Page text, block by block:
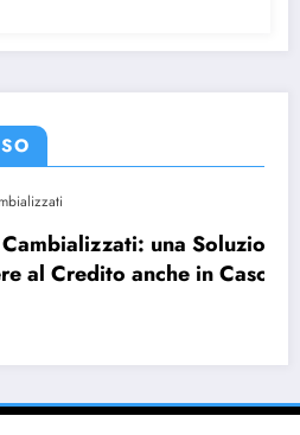
una Soluzione per
anche in Caso di Cattivi